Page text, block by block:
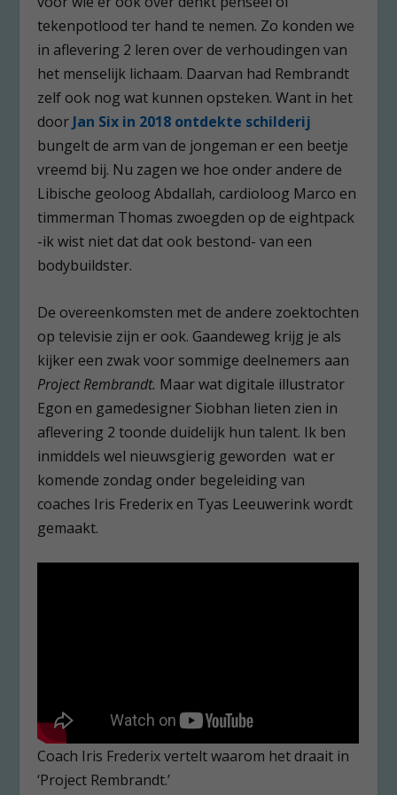
tekenpotlood ter hand te nemen. Zo konden we
in aflevering 2 leren over de verhoudingen van
het menselijk lichaam. Daarvan had Rembrandt
zelf ook nog wat kunnen opsteken. Want in het
door Jan Six in 2018 ontdekte schilderij
bungelt de arm van de jongeman er een beetje
vreemd bij. Nu zagen we hoe onder andere de
Libische geoloog Abdallah, cardioloog Marco en
timmerman Thomas zwoegden op de eightpack
-ik wist niet dat dat ook bestond- van een
bodybuildster.
De overeenkomsten met de andere zoektochten
op televisie zijn er ook. Gaandeweg krijg je als
kijker een zwak voor sommige deelnemers aan
Project Rembrandt. Maar wat digitale illustrator
Egon en gamedesigner Siobhan lieten zien in
aflevering 2 toonde duidelijk hun talent. Ik ben
inmiddels wel nieuwsgierig geworden wat er
komende zondag onder begeleiding van
coaches Iris Frederix en Tyas Leeuwerink wordt
gemaakt.
Coach Iris Frederix vertelt waarom het draait in
‘Project Rembrandt.’